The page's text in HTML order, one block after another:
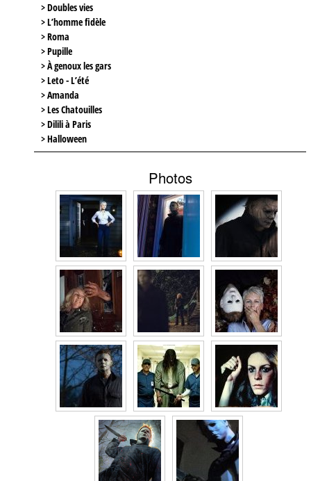
> Doubles vies
> L’homme fidèle
> Roma
> Pupille
> À genoux les gars
> Leto - L’été
> Amanda
> Les Chatouilles
> Dilili à Paris
> Halloween
Photos